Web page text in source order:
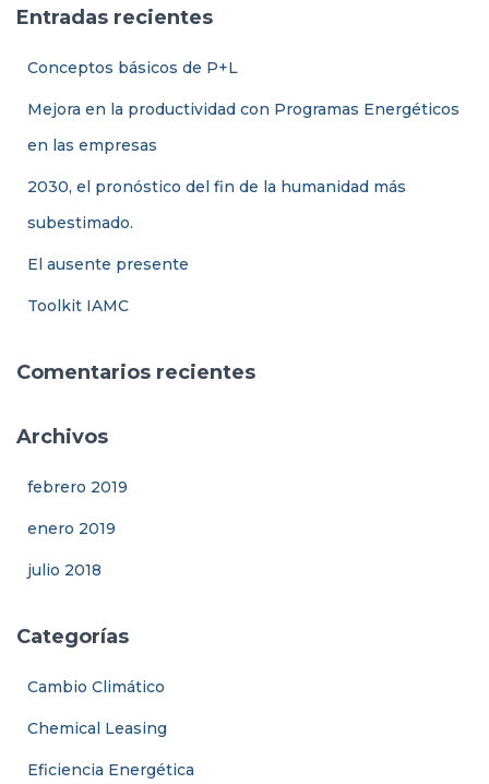
rEntradas recientes
Conceptos básicos de P+L
Mejora en la productividad con Programas Energéticos
en las empresas
2030, el pronóstico del fin de la humanidad más
subestimado.
El ausente presente
Toolkit IAMC
Comentarios recientes
Archivos
febrero 2019
enero 2019
julio 2018
Categorías
Cambio Climático
Chemical Leasing
Eficiencia Energética